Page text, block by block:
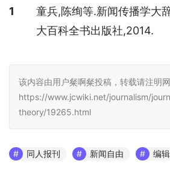
参考文献
1
童兵,陈绚等.新闻传播学大
大百科全书出版社,2014.
该内容由用户粲啊粲投稿，转载请注明网
https://www.jcwiki.net/journalism/
theory/19265.html
同人报刊 新闻自由 编